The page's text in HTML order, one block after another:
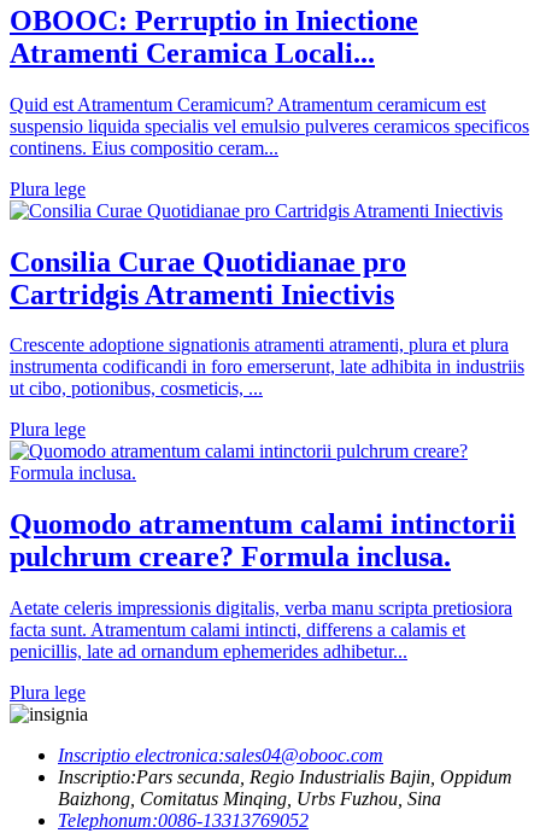
OBOOC: Perruptio in Iniectione
Atramenti Ceramica Locali...
Quid est Atramentum Ceramicum? Atramentum ceramicum est
suspensio liquida specialis vel emulsio pulveres ceramicos specificos
continens. Eius compositio ceram...
Plura lege
Consilia Curae Quotidianae pro
Cartridgis Atramenti Iniectivis
Crescente adoptione signationis atramenti atramenti, plura et plura
instrumenta codificandi in foro emerserunt, late adhibita in industriis
ut cibo, potionibus, cosmeticis, ...
Plura lege
Quomodo atramentum calami intinctorii
pulchrum creare? Formula inclusa.
Aetate celeris impressionis digitalis, verba manu scripta pretiosiora
facta sunt. Atramentum calami intincti, differens a calamis et
penicillis, late ad ornandum ephemerides adhibetur...
Plura lege
Inscriptio electronica:sales04@obooc.com
Inscriptio:Pars secunda, Regio Industrialis Bajin, Oppidum
Baizhong, Comitatus Minqing, Urbs Fuzhou, Sina
Telephonum:0086-13313769052